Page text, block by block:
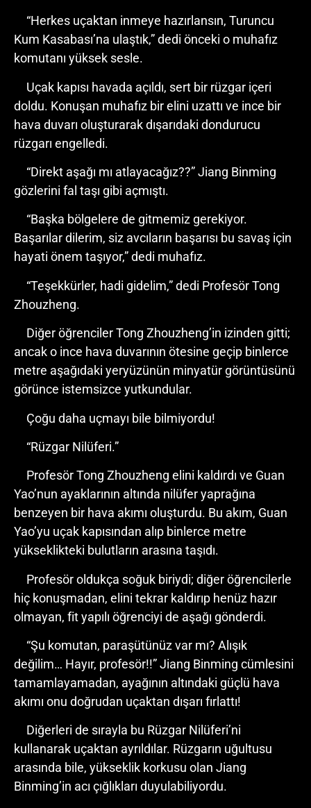
“Herkes uçaktan inmeye hazırlansın, Turuncu
Kum Kasabası’na ulaştık,” dedi önceki o muhafız
komutanı yüksek sesle.
Uçak kapısı havada açıldı, sert bir rüzgar içeri
doldu. Konuşan muhafız bir elini uzattı ve ince bir
hava duvarı oluşturarak dışarıdaki dondurucu
rüzgarı engelledi.
“Direkt aşağı mı atlayacağız??” Jiang Binming
gözlerini fal taşı gibi açmıştı.
“Başka bölgelere de gitmemiz gerekiyor.
Başarılar dilerim, siz avcıların başarısı bu savaş için
hayati önem taşıyor,” dedi muhafız.
“Teşekkürler, hadi gidelim,” dedi Profesör Tong
Zhouzheng.
Diğer öğrenciler Tong Zhouzheng’in izinden gitti;
ancak o ince hava duvarının ötesine geçip binlerce
metre aşağıdaki yeryüzünün minyatür görüntüsünü
görünce istemsizce yutkundular.
Çoğu daha uçmayı bile bilmiyordu!
“Rüzgar Nilüferi.”
Profesör Tong Zhouzheng elini kaldırdı ve Guan
Yao’nun ayaklarının altında nilüfer yaprağına
benzeyen bir hava akımı oluşturdu. Bu akım, Guan
Yao’yu uçak kapısından alıp binlerce metre
yükseklikteki bulutların arasına taşıdı.
Profesör oldukça soğuk biriydi; diğer öğrencilerle
hiç konuşmadan, elini tekrar kaldırıp henüz hazır
olmayan, fit yapılı öğrenciyi de aşağı gönderdi.
“Şu komutan, paraşütünüz var mı? Alışık
değilim… Hayır, profesör!!” Jiang Binming cümlesini
tamamlayamadan, ayağının altındaki güçlü hava
akımı onu doğrudan uçaktan dışarı fırlattı!
Diğerleri de sırayla bu Rüzgar Nilüferi’ni
kullanarak uçaktan ayrıldılar. Rüzgarın uğultusu
arasında bile, yükseklik korkusu olan Jiang
Binming’in acı çığlıkları duyulabiliyordu.